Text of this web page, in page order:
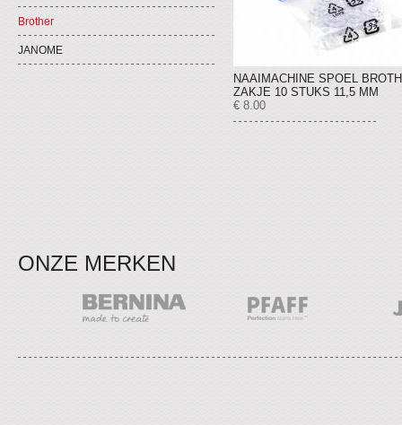
Brother
JANOME
NAAIMACHINE SPOEL
ZAKJE 10 STUKS 11,5 MM
€ 8.00
ONZE MERKEN